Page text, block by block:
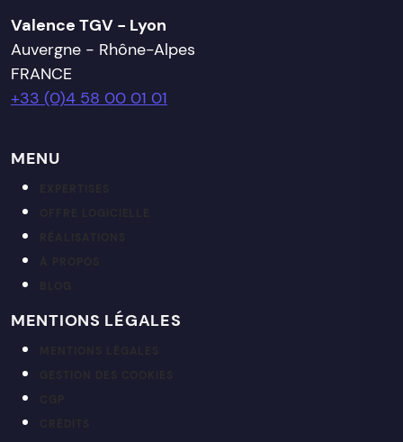
Valence TGV - Lyon
Auvergne - Rhône-Alpes
FRANCE
+33 (0)4 58 00 01 01
MENU
MENTIONS LÉGALES